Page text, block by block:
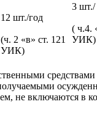
12 шт./год
(ч. 2 «в» ст. 121
УИК)
3 шт./
( ч.4.
УИК)
не включаются в